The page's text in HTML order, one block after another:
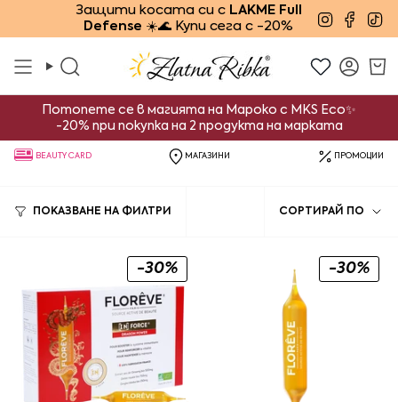
Потопете се в магията на Мароко с MKS Eco✨
-20% при покупка на 2 продукта на марката
Защити косата си с LAKME Full
Defense ☀️🌊 Купи сега с -20%
Търсене
BEAUTY CARD МАГАЗИНИ ПРОМОЦИИ
ПОКАЗВАНЕ НА ФИЛТРИ СОРТИРАЙ ПО
-30% -30%